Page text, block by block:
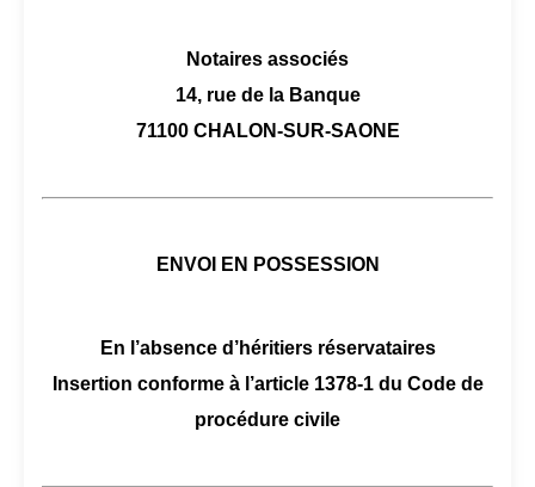
Notaires associés
14, rue de la Banque
71100 CHALON-SUR-SAONE
ENVOI EN POSSESSION
En l’absence d’héritiers réservataires
Insertion conforme à l’article 1378-1 du Code de
procédure civile